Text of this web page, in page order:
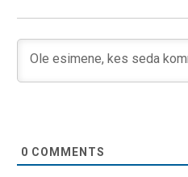
0 COMMENTS